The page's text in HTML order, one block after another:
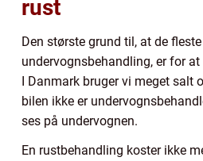
rust
Den største grund til, at de
undervognsbehandling, er for
I Danmark bruger vi meget salt
bilen ikke er
ses på undervognen.
En rustbehandling koster ikke